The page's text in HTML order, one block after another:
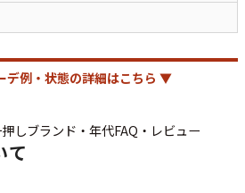
突破
デ例・状態の詳細はこちら ▼
しブランド・年代FAQ・レビュー
て